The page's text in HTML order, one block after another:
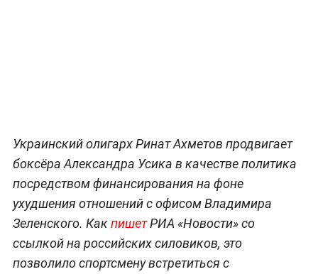
Украинский олигарх Ринат Ахметов продвигает
боксёра Александра Усика в качестве политика
посредством финансирования на фоне
ухудшения отношений с офисом Владимира
Зеленского. КакпишетРИА «Новости» со
ссылкой на российских силовиков, это
позволило спортсмену встретиться с